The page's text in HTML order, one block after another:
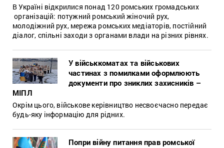
В Україні відкрилися понад 120 ромських громадських
організацій: потужний ромський жіночий рух,
молодіжний рух, мережа ромських медіаторів, постійний
діалог, спільні заходи з органами влади на різних рівнях.
У військкоматах та військових
частинах з помилками оформлюють
документи про зниклих захисників –
МІПЛ
Окрім цього, військове керівництво несвоєчасно передає
будь-яку інформацію для рідних.
Попри війну питання прав ромської